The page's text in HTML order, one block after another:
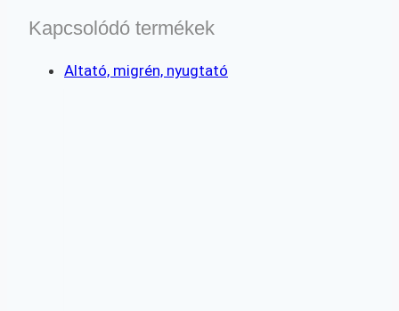
Kapcsolódó termékek
Altató, migrén, nyugtató